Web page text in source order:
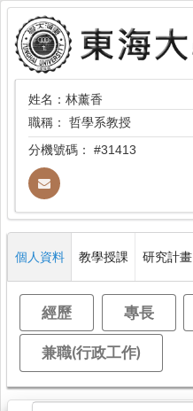
姓名：林薰香
職稱： 哲學系教授
分機號碼： #31413
個人資料 教學授課 研究計畫
經歷 專長
兼職(行政工作)